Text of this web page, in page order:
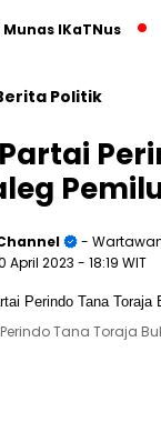
IKaTNus
Politik
Partai
-
April 2023 - 18:19 WIT
Perindo Tana Toraja